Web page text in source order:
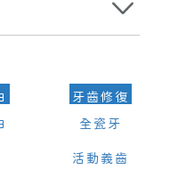
我們，告知我們你原本預約
牙齒修復
全瓷牙
活動義齒